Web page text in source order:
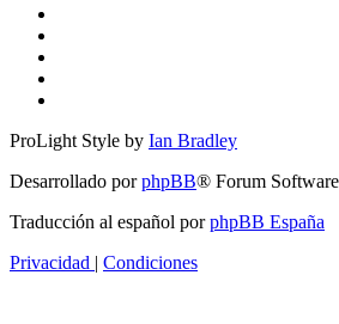
ProLight Style by Ian Bradley
Desarrollado porphpBB® Forum
Traducción al español porphpBB España
Privacidad | Condiciones